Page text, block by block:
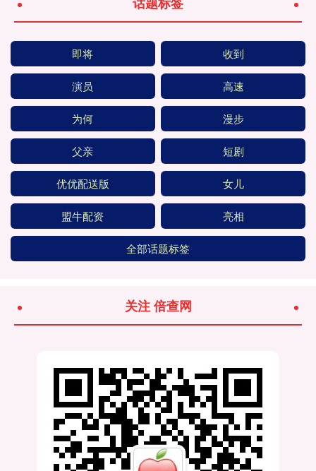
即将 收到
演员 高速
为何 漫步
父亲 短剧
优优配送版 女儿
盟牛配资 亮相
全部话题标签
关注 倍查网